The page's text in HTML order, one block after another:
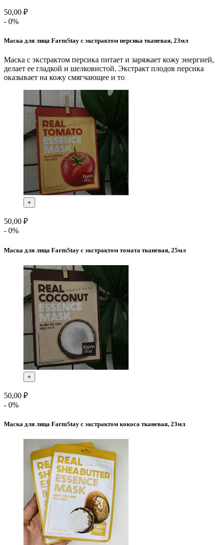
50,00 ₽
- 0%
Маска для лица FarmStay с экстрактом персика тканевая, 23мл
Маска с экстрактом персика питает и заряжает кожу энергией,
делает ее гладкой и шелковистой. Экстракт плодов персика
оказывает на кожу смягчающее и то
+
50,00 ₽
- 0%
Маска для лица FarmStay с экстрактом томата тканевая, 25мл
+
50,00 ₽
- 0%
Маска для лица FarmStay с экстрактом кокоса тканевая, 23мл